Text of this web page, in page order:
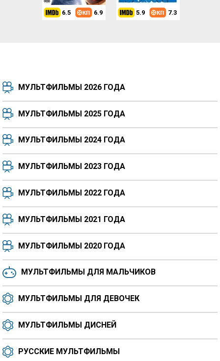
6.5 6.9 5.9 7.3
7.5 8.3
8.3
6.5 6.6
8.2
6.0 6.4
МУЛЬТФИЛЬМЫ 2026 ГОДА
МУЛЬТФИЛЬМЫ 2025 ГОДА
МУЛЬТФИЛЬМЫ 2024 ГОДА
МУЛЬТФИЛЬМЫ 2023 ГОДА
МУЛЬТФИЛЬМЫ 2022 ГОДА
МУЛЬТФИЛЬМЫ 2021 ГОДА
МУЛЬТФИЛЬМЫ 2020 ГОДА
МУЛЬТФИЛЬМЫ ДЛЯ МАЛЬЧИКОВ
МУЛЬТФИЛЬМЫ ДЛЯ ДЕВОЧЕК
МУЛЬТФИЛЬМЫ ДИСНЕЙ
РУССКИЕ МУЛЬТФИЛЬМЫ